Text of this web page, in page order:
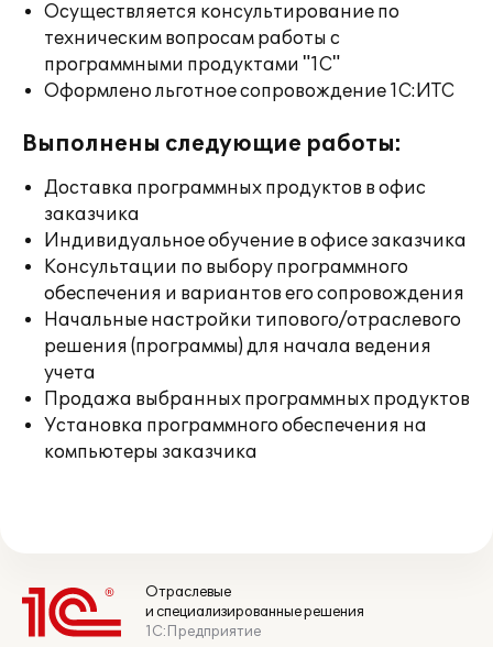
Осуществляется консультирование по
техническим вопросам работы с
программными продуктами "1С"
Оформлено льготное сопровождение 1С:ИТС
Выполнены следующие работы:
Доставка программных продуктов в офис
заказчика
Индивидуальное обучение в офисе заказчика
Консультации по выбору программного
обеспечения и вариантов его сопровождения
Начальные настройки типового/отраслевого
решения (программы) для начала ведения
учета
Продажа выбранных программных продуктов
Установка программного обеспечения на
компьютеры заказчика
Отраслевые
и специализированные решения
1С:Предприятие